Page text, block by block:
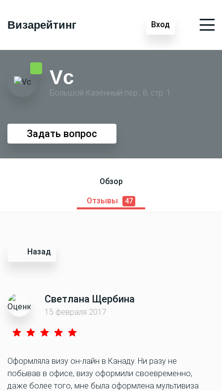
Визарейтинг Вход
Vc
Большой Казённый пер., 8, стр. 1
Задать вопрос
Обзор
Отзывы 47
Назад
Светлана Щербина
15 февраля 2017
Оформляла визу он-лайн в Канаду. Ни разу не
побывав в офисе, визу оформили своевременно,
даже более того, мне была оформлена мультивиза